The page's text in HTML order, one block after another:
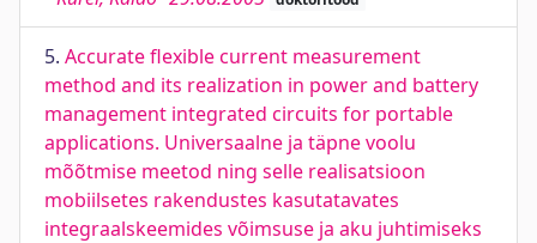
5. Accurate flexible current measurement
method and its realization in power and battery
management integrated circuits for portable
applications. Universaalne ja täpne voolu
mõõtmise meetod ning selle realisatsioon
mobiilsetes rakendustes kasutatavates
integraalskeemides võimsuse ja aku juhtimiseks